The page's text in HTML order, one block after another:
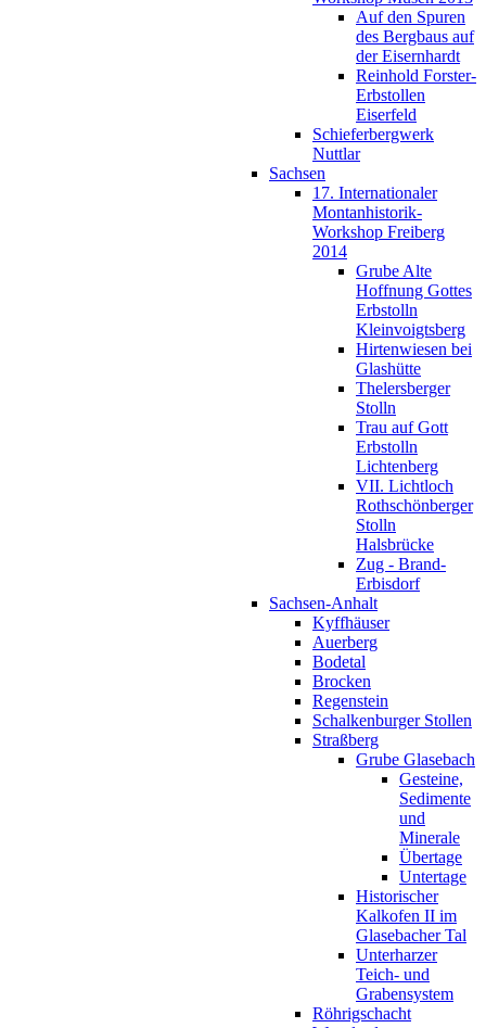
Auf den Spuren
des Bergbaus auf
der Eisernhardt
Reinhold Forster-
Erbstollen
Eiserfeld
Schieferbergwerk
Nuttlar
Sachsen
17. Internationaler
Montanhistorik-
Workshop Freiberg
2014
Grube Alte
Hoffnung Gottes
Erbstolln
Kleinvoigtsberg
Hirtenwiesen bei
Glashütte
Thelersberger
Stolln
Trau auf Gott
Erbstolln
Lichtenberg
VII. Lichtloch
Rothschönberger
Stolln
Halsbrücke
Zug - Brand-
Erbisdorf
Sachsen-Anhalt
Kyffhäuser
Auerberg
Bodetal
Brocken
Regenstein
Schalkenburger Stollen
Straßberg
Grube Glasebach
Gesteine,
Sedimente
und
Minerale
Übertage
Untertage
Historischer
Kalkofen II im
Glasebacher Tal
Unterharzer
Teich- und
Grabensystem
Röhrigschacht